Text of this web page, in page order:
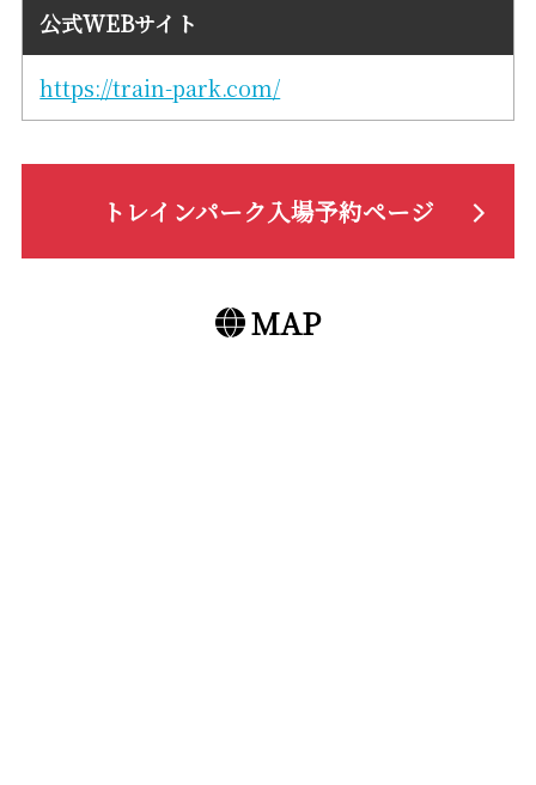
公式WEBサイト
https://train-park.com/
トレインパーク入場予約ページ
MAP